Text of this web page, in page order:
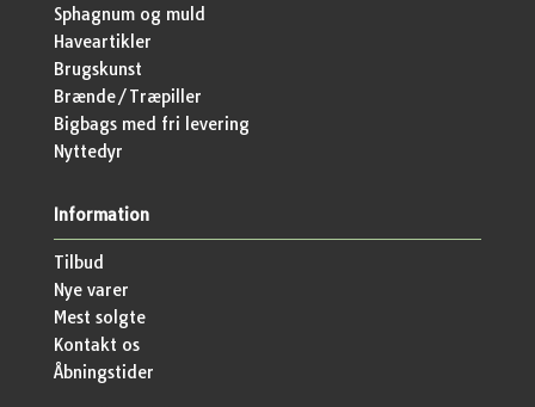
Sphagnum og muld
Haveartikler
Brugskunst
Brænde/Træpiller
Bigbags med fri levering
Nyttedyr
Information
Tilbud
Nye varer
Mest solgte
Kontakt os
Åbningstider